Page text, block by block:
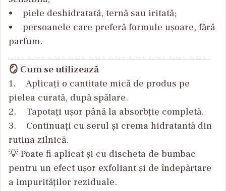
• piele deshidratată, ternă sau iritată;
• persoanele care preferă formule ușoare, fără
parfum.
🪞 Cum se utilizează
1. Aplicați o cantitate mică de produs pe
pielea curată, după spălare.
2. Tapotați ușor până la absorbție completă.
3. Continuați cu serul și crema hidratantă din
rutina zilnică.
💡 Poate fi aplicat și cu discheta de bumbac
pentru un efect ușor exfoliant și de îndepărtare
a impurităților reziduale.